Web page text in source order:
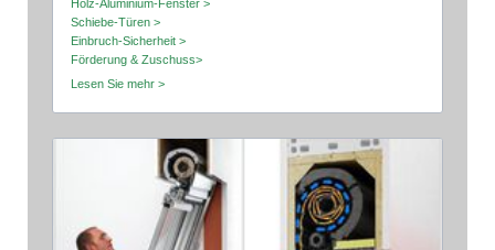
Holz-Aluminium-Fenster >
Schiebe-Türen >
Einbruch-Sicherheit >
Förderung & Zuschuss>
Lesen Sie mehr >